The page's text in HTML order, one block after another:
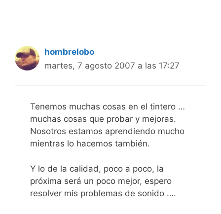
hombrelobo
martes, 7 agosto 2007 a las 17:27
Tenemos muchas cosas en el tintero …
muchas cosas que probar y mejoras.
Nosotros estamos aprendiendo mucho
mientras lo hacemos también.
Y lo de la calidad, poco a poco, la
próxima será un poco mejor, espero
resolver mis problemas de sonido ….